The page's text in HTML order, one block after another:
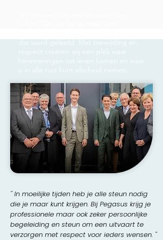
dat werd geleefd. Met toewijding en
respect creëren wij een plek waar
herinneringen tot leven komen en waar
u in alle rust kunt afscheid nemen.
'' In moeilijke tijden heb je alle steun nodig
die je maar kunt krijgen. Bij Pegasus krijg je
professionele maar ook zeker persoonlijke
begeleiding en steun om een uitvaart te
verzorgen met respect voor ieders wensen. ''